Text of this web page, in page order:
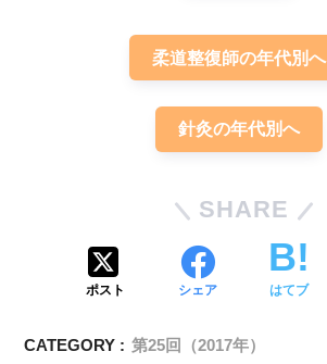
柔道整復師の年代別へ
針灸の年代別へ
SHARE
ポスト シェア はてブ
CATEGORY : 第25回（2017年）